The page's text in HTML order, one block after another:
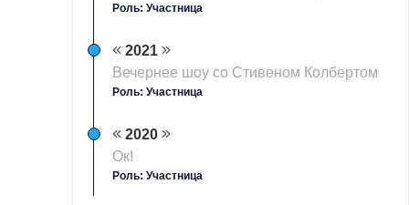
Роль: Участница
2021
Вечернее шоу со Стивеном Колбертом
Роль: Участница
2020
Ок!
Роль: Участница